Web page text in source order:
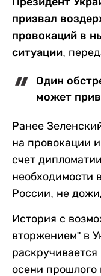
призвал
провокаций в
ситуации,
Один
может
Ранее
на провокации
счет
необходимости
России, не
История с
вторжением" в
осени